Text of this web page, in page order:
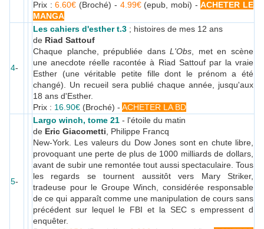
Prix :6.60€ (Broché) - 4.99€(epub, mobi) -ACHETER LE
MANGA
4-
Les cahiers d'esther t.3 ; histoires de mes 12 ans
de Riad Sattouf
Chaque planche, prépubliée dansL'Obs , met en scène
une anecdote réelle racontée à Riad Sattouf par la vraie
Esther (une véritable petite fille dont le prénom a été
changé). Un recueil sera publié chaque année, jusqu'aux
18 ans d'Esther.
Prix : 16.90€ (Broché) - ACHETER LA BD
5-
Largo winch, tome 21 - l'étoile du matin
de Eric Giacometti , Philippe Francq
New-York. Les valeurs du Dow Jones sont en chute libre,
provoquant une perte de plus de 1000 milliards de dollars,
avant de subir une remontée tout aussi spectaculaire. Tous
les regards se tournent aussitôt vers Mary Striker,
tradeuse pour le Groupe Winch, considérée responsable
de ce qui apparaît comme une manipulation de cours sans
précédent sur lequel le FBI et la SEC s empressent d
enquêter.